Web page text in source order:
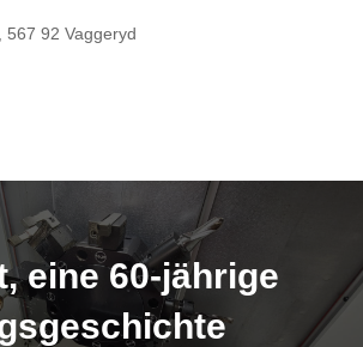
567 92 Vaggeryd
eine 60-jährige